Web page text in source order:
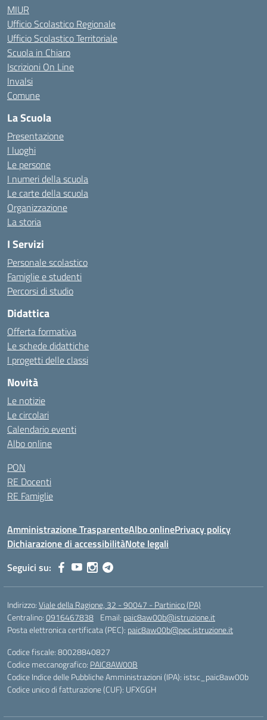
MIUR
Ufficio Scolastico Regionale
Ufficio Scolastico Territoriale
Scuola in Chiaro
Iscrizioni On Line
Invalsi
Comune
La Scuola
Presentazione
I luoghi
Le persone
I numeri della scuola
Le carte della scuola
Organizzazione
La storia
I Servizi
Personale scolastico
Famiglie e studenti
Percorsi di studio
Didattica
Offerta formativa
Le schede didattiche
I progetti delle classi
Novità
Le notizie
Le circolari
Calendario eventi
Albo online
PON
RE Docenti
RE Famiglie
Amministrazione TrasparenteAlbo onlinePrivacy policy
Dichiarazione di accessibilitàNote legali
Seguici su:
Indirizzo:Viale della Ragione, 32 - 90047 - Partinico (PA)
Centralino:0916467838 Email: paic8aw00b@istruzione.it
Posta elettronica certificata (PEC): paic8aw00b@pec.istruzione.it
Codice fiscale: 80028840827
Codice meccanografico: PAIC8AW00B
Codice Indice delle Pubbliche Amministrazioni (IPA): istsc_paic8aw00b
Codice unico di fatturazione (CUF): UFXGGH